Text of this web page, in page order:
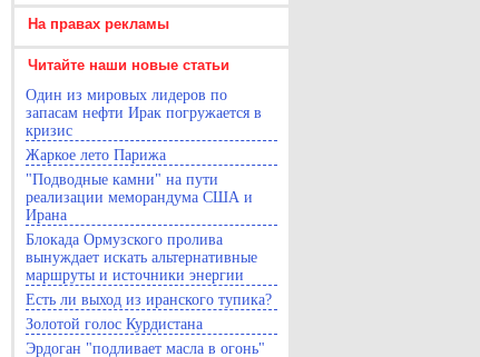
На правах рекламы
Читайте наши новые статьи
Один из мировых лидеров по
запасам нефти Ирак погружается в
кризис
Жаркое лето Парижа
"Подводные камни" на пути
реализации меморандума США и
Ирана
Блокада Ормузского пролива
вынуждает искать альтернативные
маршруты и источники энергии
Есть ли выход из иранского тупика?
Золотой голос Курдистана
Эрдоган "подливает масла в огонь"